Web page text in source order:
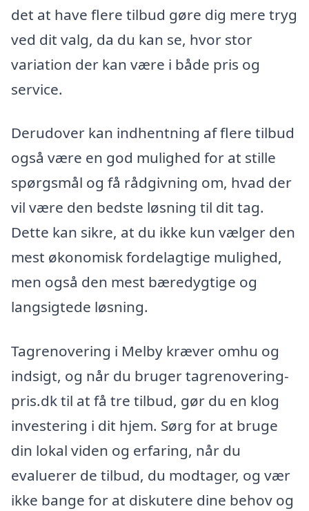
det at have flere tilbud gøre dig mere tryg
ved dit valg, da du kan se, hvor stor
variation der kan være i både pris og
service.
Derudover kan indhentning af flere tilbud
også være en god mulighed for at stille
spørgsmål og få rådgivning om, hvad der
vil være den bedste løsning til dit tag.
Dette kan sikre, at du ikke kun vælger den
mest økonomisk fordelagtige mulighed,
men også den mest bæredygtige og
langsigtede løsning.
Tagrenovering i Melby kræver omhu og
indsigt, og når du bruger tagrenovering-
pris.dk til at få tre tilbud, gør du en klog
investering i dit hjem. Sørg for at bruge
din lokal viden og erfaring, når du
evaluerer de tilbud, du modtager, og vær
ikke bange for at diskutere dine behov og